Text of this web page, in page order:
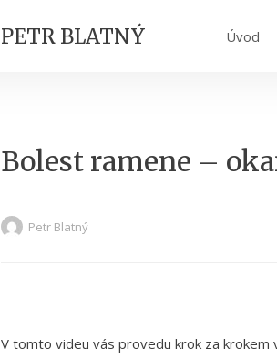
PETR BLATNÝ Úvod
Bolest ramene –
Petr Blatný
V tomto videu vás provedu krok za